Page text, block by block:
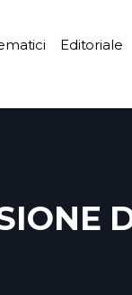
Editoriale